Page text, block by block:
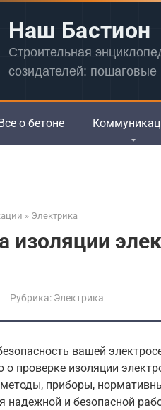
Наш Бастион
Строительная
созидателей: пошаговые
о бетоне
» Электрика
изоляции
Рубрика: Электрика
вашей
проверке изоляции
приборы,
надежной и безопасной